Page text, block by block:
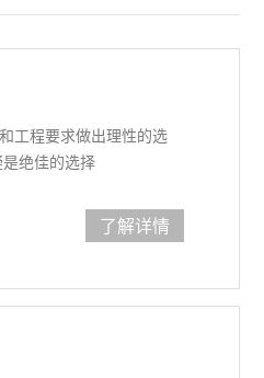
工程要求做出理性的选
绝佳的选择
了解详情